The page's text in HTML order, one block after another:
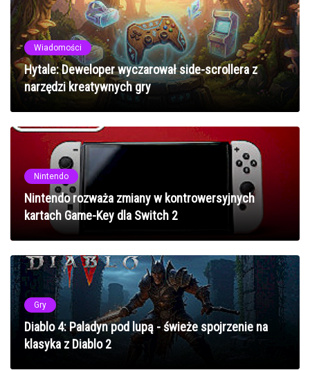
Wiadomości
Hytale: Deweloper wyczarował side-scrollera z
narzędzi kreatywnych gry
Nintendo
Nintendo rozważa zmiany w kontrowersyjnych
kartach Game-Key dla Switch 2
Gry
Diablo 4: Paladyn pod lupą - świeże spojrzenie na
klasyka z Diablo 2